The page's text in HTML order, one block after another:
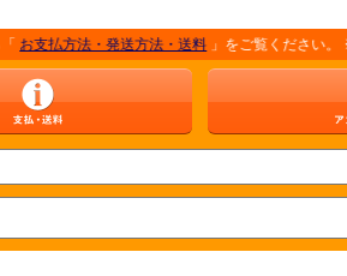
法・発送方法・送料」をご覧ください。 ※商品を